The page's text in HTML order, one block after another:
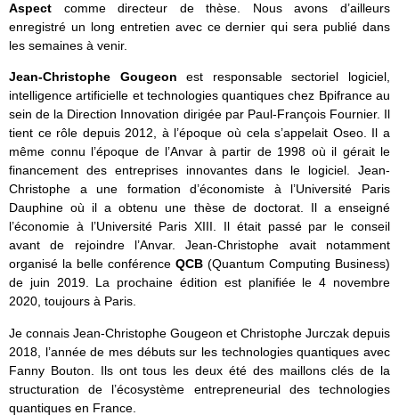
Aspect comme directeur de thèse. Nous avons d’ailleurs
enregistré un long entretien avec ce dernier qui sera publié dans
les semaines à venir.
Jean-Christophe Gougeonest responsable sectoriel logiciel,
intelligence artificielle et technologies quantiques chez Bpifrance au
sein de la Direction Innovation dirigée par Paul-François Fournier. Il
tient ce rôle depuis 2012, à l’époque où cela s’appelait Oseo. Il a
même connu l’époque de l’Anvar à partir de 1998 où il gérait le
financement des entreprises innovantes dans le logiciel. Jean-
Christophe a une formation d’économiste à l’Université Paris
Dauphine où il a obtenu une thèse de doctorat. Il a enseigné
l’économie à l’Université Paris XIII. Il était passé par le conseil
avant de rejoindre l’Anvar. Jean-Christophe avait notamment
organisé la belle conférence QCB (Quantum Computing Business)
de juin 2019. La prochaine édition est planifiée le 4 novembre
2020, toujours à Paris.
Je connais Jean-Christophe Gougeon et Christophe Jurczak depuis
2018, l’année de mes débuts sur les technologies quantiques avec
Fanny Bouton. Ils ont tous les deux été des maillons clés de la
structuration de l’écosystème entrepreneurial des technologies
quantiques en France.